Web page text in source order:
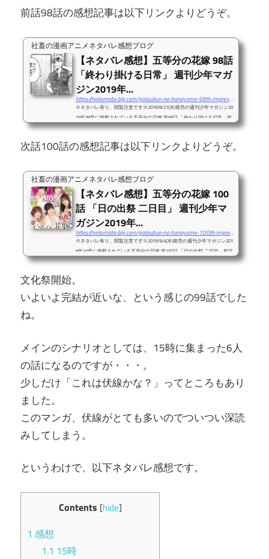
前話98話の感想記事は以下リンクよりどうぞ。
社畜の漫画アニメネタバレ感想ブログ
【ネタバレ感想】五等分の花嫁 98話
「終わり掛ける日常」 週刊少年マガ
ジン2019年...
https://nekomata-blg.com/gotoubun-no-hanayome-98th-impressions/
※ネタバレ有り。閲覧注意です※2019/8/21(水)発売の週刊少年マガジン20
19年38号に掲載されている五等分の花嫁 第98話 「終わり掛ける日常」前
話97話の感想記事は以下リンクよりどうぞ。いよいよ文化祭開始直前。前
奴・・・。と思わせておいたところから、今回の冒頭では父親たちが動き
飲み会とか、そういう意味合いでしょう。多分。...
次話100話の感想記事は以下リンクよりどうぞ。
社畜の漫画アニメネタバレ感想ブログ
【ネタバレ感想】五等分の花嫁 100
話 「日の出祭 二日目」 週刊少年マ
ガジン2019年...
https://nekomata-blg.com/gotoubun-no-hanayome-100th-impressions/
※ネタバレ有り。閲覧注意です※2019/9/4(水)発売の週刊少年マガジン201
9年40号に掲載されている五等分の花嫁 第100話 「日の出祭 二日目」前話
99話の感想記事は以下リンクよりどうぞ。次話101話の感想記事は以下リ
も凄い行列だったし、人気爆発中ですね。さて、今回は文化祭二日目。話
のテンポの速さから考えて、この100話で花嫁決まっちゃうんじゃないか
文化祭開始。
いよいよ完結が近いな、という感じの99話でした
ね。
メインのシナリオとしては、15時に集まった6人
の話になるのですが・・・。
少しだけ「これは伏線かな？」ってところもあり
ました。
このマンガ、伏線がとても多いのでついつい深読
みしてしまう。
というわけで、以下ネタバレ感想です。
Contents [hide]
1 感想
1.1 15時